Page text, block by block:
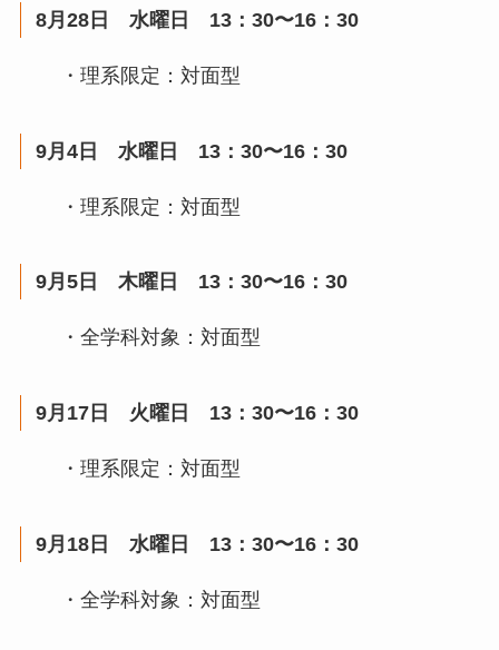
8月28日 水曜日 13：30〜16：30
・理系限定：対面型
9月4日 水曜日 13：30〜16：30
・理系限定：対面型
9月5日 木曜日 13：30〜16：30
・全学科対象：対面型
9月17日 火曜日 13：30〜16：30
・理系限定：対面型
9月18日 水曜日 13：30〜16：30
・全学科対象：対面型